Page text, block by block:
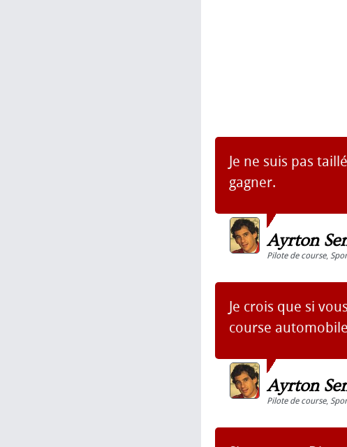
Je ne suis pas
gagner.
Ayrton
Pilote de course,
Je crois que si
course
Ayrton
Pilote de course,